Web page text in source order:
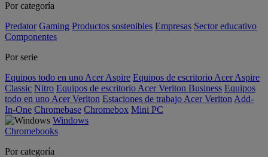
Por categoría
Predator Gaming Productos sostenibles Empresas Sector educativo
Componentes
Por serie
Equipos todo en uno Acer Aspire Equipos de escritorio Acer Aspire
Classic Nitro Equipos de escritorio Acer Veriton Business Equipos
todo en uno Acer Veriton Estaciones de trabajo Acer Veriton Add-
In-One Chromebase Chromebox Mini PC
Windows
Chromebooks
Por categoría